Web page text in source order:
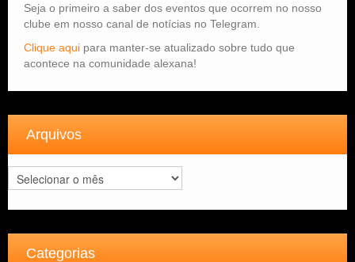
Seja o primeiro a saber dos eventos que ocorrem no nosso
clube em nosso canal de notícias no Telegram.
Clique aqui para manter-se atualizado sobre tudo que
acontece na comunidade alexana!
Arquivos
Arquivos
Categorias